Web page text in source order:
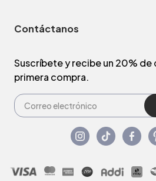
Contáctanos
Suscríbete y recibe un 20% de
primera compra.